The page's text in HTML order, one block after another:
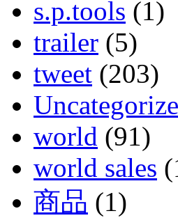
s.p.tools (1)
trailer (5)
tweet (203)
world (91)
world sales
商品 (1)